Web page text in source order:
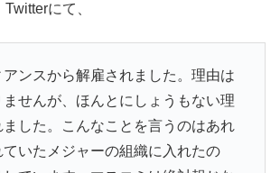
にて、
ンスから解雇されました。理由は
せんが、ほんとにしょうもない理
した。こんなことを言うのはあれ
いたメジャーの組織に入れたの